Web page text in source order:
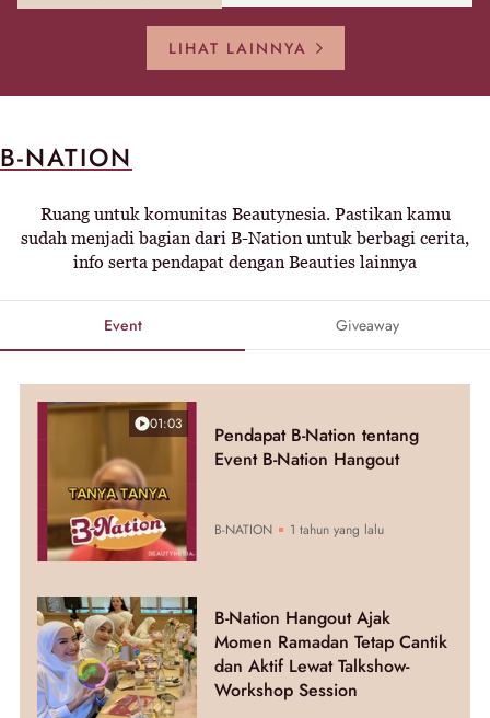
LIHAT LAINNYA
B-NATION
Ruang untuk komunitas Beautynesia. Pastikan kamu
sudah menjadi bagian dari B-Nation untuk berbagi cerita,
info serta pendapat dengan Beauties lainnya
Event Giveaway
01:03
Pendapat B-Nation tentang
Event B-Nation Hangout
B-NATION 1 tahun yang lalu
B-Nation Hangout Ajak
Momen Ramadan Tetap Cantik
dan Aktif Lewat Talkshow-
Workshop Session